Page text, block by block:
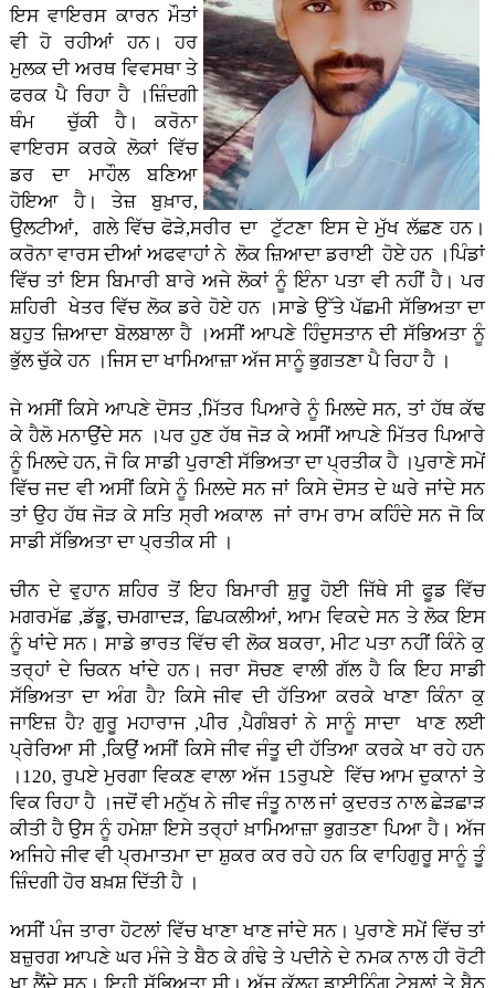
ਇਸ ਵਾਇਰਸ ਕਾਰਨ ਮੌਤਾਂ
ਵੀ ਹੋ ਰਹੀਆਂ ਹਨ। ਹਰ
ਮੁਲਕ ਦੀ ਅਰਥ ਵਿਵਸਥਾ ਤੇ
ਫਰਕ ਪੈ ਰਿਹਾ ਹੈ ।ਜ਼ਿੰਦਗੀ
ਥੰਮ ਚੁੱਕੀ ਹੈ। ਕਰੋਨਾ
ਵਾਇਰਸ ਕਰਕੇ ਲੋਕਾਂ ਵਿੱਚ
ਡਰ ਦਾ ਮਾਹੌਲ ਬਣਿਆ
ਹੋਇਆ ਹੈ। ਤੇਜ਼ ਬੁਖ਼ਾਰ,
ਉਲਟੀਆਂ, ਗਲੇ ਵਿੱਚ ਫੋੜੇ,ਸਰੀਰ ਦਾ ਟੁੱਟਣਾ ਇਸ ਦੇ ਮੁੱਖ ਲੱਛਣ ਹਨ।
ਕਰੋਨਾ ਵਾਰਸ ਦੀਆਂ ਅਫਵਾਹਾਂ ਨੇ ਲੋਕ ਜ਼ਿਆਦਾ ਡਰਾਈ ਹੋਏ ਹਨ ।ਪਿੰਡਾਂ
ਵਿੱਚ ਤਾਂ ਇਸ ਬਿਮਾਰੀ ਬਾਰੇ ਅਜੇ ਲੋਕਾਂ ਨੂੰ ਇੰਨਾ ਪਤਾ ਵੀ ਨਹੀਂ ਹੈ। ਪਰ
ਸ਼ਹਿਰੀ ਖੇਤਰ ਵਿੱਚ ਲੋਕ ਡਰੇ ਹੋਏ ਹਨ ।ਸਾਡੇ ਉੱਤੇ ਪੱਛਮੀ ਸੱਭਿਅਤਾ ਦਾ
ਬਹੁਤ ਜ਼ਿਆਦਾ ਬੋਲਬਾਲਾ ਹੈ ।ਅਸੀਂ ਆਪਣੇ ਹਿੰਦੁਸਤਾਨ ਦੀ ਸੱਭਿਅਤਾ ਨੂੰ
ਭੁੱਲ ਚੁੱਕੇ ਹਨ ।ਜਿਸ ਦਾ ਖਾਮਿਆਜ਼ਾ ਅੱਜ ਸਾਨੂੰ ਭੁਗਤਣਾ ਪੈ ਰਿਹਾ ਹੈ ।
ਜੇ ਅਸੀਂ ਕਿਸੇ ਆਪਣੇ ਦੋਸਤ ,ਮਿੱਤਰ ਪਿਆਰੇ ਨੂੰ ਮਿਲਦੇ ਸਨ, ਤਾਂ ਹੱਥ ਕੱਢ
ਕੇ ਹੈਲੋ ਮਨਾਉਂਦੇ ਸਨ ।ਪਰ ਹੁਣ ਹੱਥ ਜੋੜ ਕੇ ਅਸੀਂ ਆਪਣੇ ਮਿੱਤਰ ਪਿਆਰੇ
ਨੂੰ ਮਿਲਦੇ ਹਨ, ਜੋ ਕਿ ਸਾਡੀ ਪੁਰਾਣੀ ਸੱਭਿਅਤਾ ਦਾ ਪ੍ਰਤੀਕ ਹੈ ।ਪੁਰਾਣੇ ਸਮੇਂ
ਵਿੱਚ ਜਦ ਵੀ ਅਸੀਂ ਕਿਸੇ ਨੂੰ ਮਿਲਦੇ ਸਨ ਜਾਂ ਕਿਸੇ ਦੋਸਤ ਦੇ ਘਰੇ ਜਾਂਦੇ ਸਨ
ਤਾਂ ਉਹ ਹੱਥ ਜੋੜ ਕੇ ਸਤਿ ਸ੍ਰੀ ਅਕਾਲ ਜਾਂ ਰਾਮ ਰਾਮ ਕਹਿੰਦੇ ਸਨ ਜੋ ਕਿ
ਸਾਡੀ ਸੱਭਿਅਤਾ ਦਾ ਪ੍ਰਤੀਕ ਸੀ ।
ਚੀਨ ਦੇ ਵੁਹਾਨ ਸ਼ਹਿਰ ਤੋਂ ਇਹ ਬਿਮਾਰੀ ਸ਼ੁਰੂ ਹੋਈ ਜਿੱਥੇ ਸੀ ਫੂਡ ਵਿੱਚ
ਮਗਰਮੱਛ ,ਡੱਡੂ, ਚਮਗਾਦੜ, ਛਿਪਕਲੀਆਂ, ਆਮ ਵਿਕਦੇ ਸਨ ਤੇ ਲੋਕ ਇਸ
ਨੂੰ ਖਾਂਦੇ ਸਨ। ਸਾਡੇ ਭਾਰਤ ਵਿੱਚ ਵੀ ਲੋਕ ਬਕਰਾ, ਮੀਟ ਪਤਾ ਨਹੀਂ ਕਿੰਨੇ ਕੁ
ਤਰ੍ਹਾਂ ਦੇ ਚਿਕਨ ਖਾਂਦੇ ਹਨ। ਜਰਾ ਸੋਚਣ ਵਾਲੀ ਗੱਲ ਹੈ ਕਿ ਇਹ ਸਾਡੀ
ਸੱਭਿਅਤਾ ਦਾ ਅੰਗ ਹੈ? ਕਿਸੇ ਜੀਵ ਦੀ ਹੱਤਿਆ ਕਰਕੇ ਖਾਣਾ ਕਿੰਨਾ ਕੁ
ਜਾਇਜ਼ ਹੈ? ਗੁਰੂ ਮਹਾਰਾਜ ,ਪੀਰ ,ਪੈਗੰਬਰਾਂ ਨੇ ਸਾਨੂੰ ਸਾਦਾ ਖਾਣ ਲਈ
ਪ੍ਰੇਰਿਆ ਸੀ ,ਕਿਉਂ ਅਸੀਂ ਕਿਸੇ ਜੀਵ ਜੰਤੂ ਦੀ ਹੱਤਿਆ ਕਰਕੇ ਖਾ ਰਹੇ ਹਨ
।120, ਰੁਪਏ ਮੁਰਗਾ ਵਿਕਣ ਵਾਲਾ ਅੱਜ 15ਰੁਪਏ ਵਿੱਚ ਆਮ ਦੁਕਾਨਾਂ ਤੇ
ਵਿਕ ਰਿਹਾ ਹੈ ।ਜਦੋਂ ਵੀ ਮਨੁੱਖ ਨੇ ਜੀਵ ਜੰਤੂ ਨਾਲ ਜਾਂ ਕੁਦਰਤ ਨਾਲ ਛੇੜਛਾੜ
ਕੀਤੀ ਹੈ ਉਸ ਨੂੰ ਹਮੇਸ਼ਾ ਇਸੇ ਤਰ੍ਹਾਂ ਖ਼ਾਮਿਆਜ਼ਾ ਭੁਗਤਣਾ ਪਿਆ ਹੈ। ਅੱਜ
ਅਜਿਹੇ ਜੀਵ ਵੀ ਪ੍ਰਮਾਤਮਾ ਦਾ ਸ਼ੁਕਰ ਕਰ ਰਹੇ ਹਨ ਕਿ ਵਾਹਿਗੁਰੂ ਸਾਨੂੰ ਤੂੰ
ਜ਼ਿੰਦਗੀ ਹੋਰ ਬਖ਼ਸ਼ ਦਿੱਤੀ ਹੈ ।
ਅਸੀਂ ਪੰਜ ਤਾਰਾ ਹੋਟਲਾਂ ਵਿੱਚ ਖਾਣਾ ਖਾਣ ਜਾਂਦੇ ਸਨ। ਪੁਰਾਣੇ ਸਮੇਂ ਵਿੱਚ ਤਾਂ
ਬਜ਼ੁਰਗ ਆਪਣੇ ਘਰ ਮੰਜੇ ਤੇ ਬੈਠ ਕੇ ਗੰਢੇ ਤੇ ਪਦੀਨੇ ਦੇ ਨਮਕ ਨਾਲ ਹੀ ਰੋਟੀ